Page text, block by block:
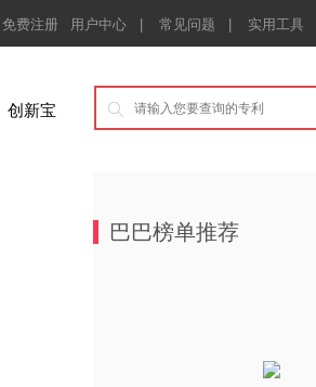
免费注册 用户中心 常见问题 实用工具
创新宝 
巴巴榜单推荐